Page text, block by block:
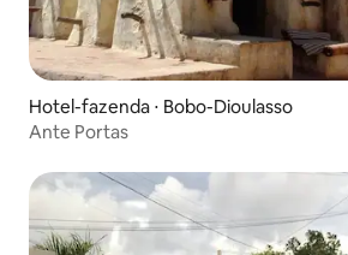
Hotel-fazenda ⋅ Bobo-Dioulasso
Ante Portas